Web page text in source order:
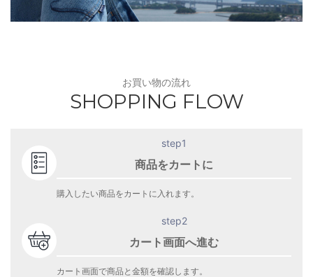
お買い物の流れ
SHOPPING FLOW
step1
商品をカートに
購入したい商品をカートに入れます。
step2
カート画面へ進む
カート画面で商品と金額を確認します。